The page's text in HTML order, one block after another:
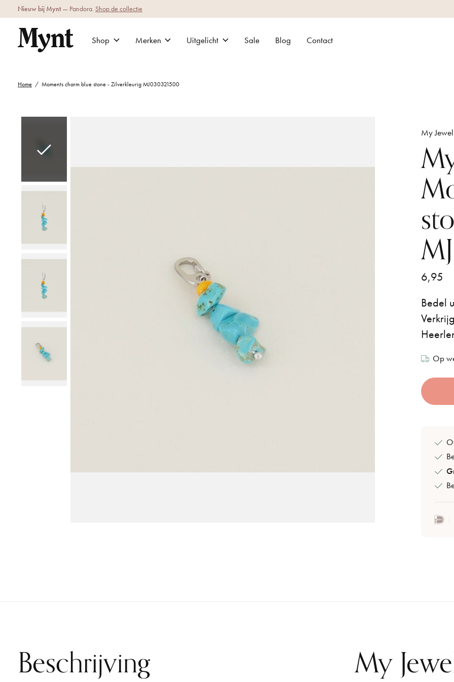
Nieuw bij Mynt— Pandora. Shop de collectie
Shop Merken Uitgelicht Sale Blog Contact
Home / Moments charm blue stone - Zilverkleurig MJ030321500
My
6,95
Bedel
Op
Beschrijving My